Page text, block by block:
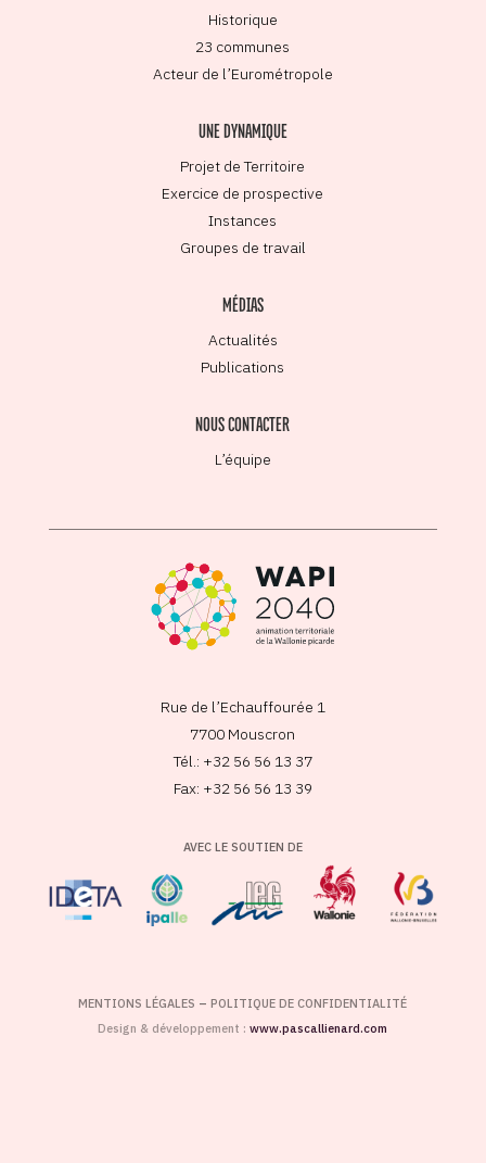
Historique
23 communes
Acteur de l’Eurométropole
UNE DYNAMIQUE
Projet de Territoire
Exercice de prospective
Instances
Groupes de travail
MÉDIAS
Actualités
Publications
NOUS CONTACTER
L’équipe
Rue de l’Echauffourée 1
7700 Mouscron
Tél.: +32 56 56 13 37
Fax: +32 56 56 13 39
AVEC LE SOUTIEN DE
MENTIONS LÉGALES –POLITIQUE DE CONFIDENTIALITÉ
Design & développement :www.pascallienard.com